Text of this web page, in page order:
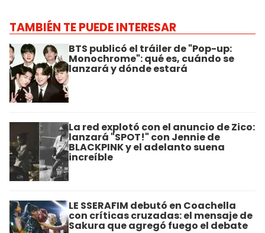
TAMBIÉN TE PUEDE INTERESAR
BTS publicó el tráiler de "Pop-up:
Monochrome": qué es, cuándo se
lanzará y dónde estará
La red explotó con el anuncio de Zico:
lanzará "SPOT!" con Jennie de
BLACKPINK y el adelanto suena
increíble
LE SSERAFIM debutó en Coachella
con críticas cruzadas: el mensaje de
Sakura que agregó fuego el debate